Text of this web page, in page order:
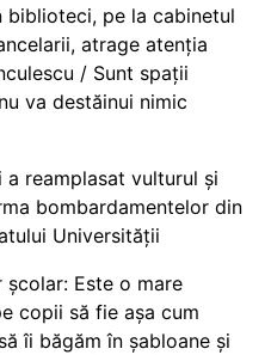
pe la cabinetul
atrage atenția
/ Sunt spații
va destăinui nimic
reamplasat vulturul și
bombardamentelor din
Universității
școlar: Este o mare
copii să fie așa cum
îi băgăm în șabloane și